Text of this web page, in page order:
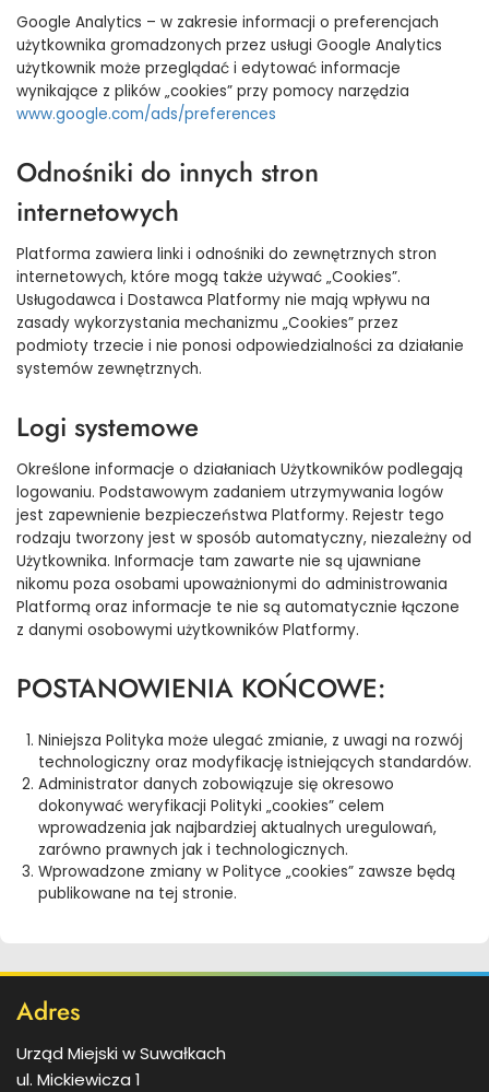
Google Analytics – w zakresie informacji o preferencjach
użytkownika gromadzonych przez usługi Google Analytics
użytkownik może przeglądać i edytować informacje
wynikające z plików „cookies” przy pomocy narzędzia
www.google.com/ads/preferences
Odnośniki do innych stron
internetowych
Platforma zawiera linki i odnośniki do zewnętrznych stron
internetowych, które mogą także używać „Cookies”.
Usługodawca i Dostawca Platformy nie mają wpływu na
zasady wykorzystania mechanizmu „Cookies” przez
podmioty trzecie i nie ponosi odpowiedzialności za działanie
systemów zewnętrznych.
Logi systemowe
Określone informacje o działaniach Użytkowników podlegają
logowaniu. Podstawowym zadaniem utrzymywania logów
jest zapewnienie bezpieczeństwa Platformy. Rejestr tego
rodzaju tworzony jest w sposób automatyczny, niezależny od
Użytkownika. Informacje tam zawarte nie są ujawniane
nikomu poza osobami upoważnionymi do administrowania
Platformą oraz informacje te nie są automatycznie łączone
z danymi osobowymi użytkowników Platformy.
POSTANOWIENIA KOŃCOWE:
Niniejsza Polityka może ulegać zmianie, z uwagi na rozwój
technologiczny oraz modyfikację istniejących standardów.
Administrator danych zobowiązuje się okresowo
dokonywać weryfikacji Polityki „cookies” celem
wprowadzenia jak najbardziej aktualnych uregulowań,
zarówno prawnych jak i technologicznych.
Wprowadzone zmiany w Polityce „cookies” zawsze będą
publikowane na tej stronie.
Dodatkowe
informacje
Adres
Urząd Miejski w Suwałkach
ul. Mickiewicza 1